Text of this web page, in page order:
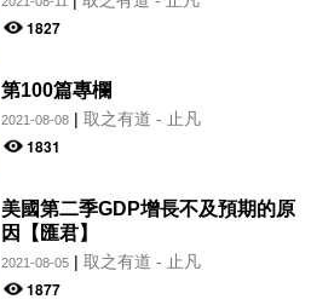
1827
第100篇專欄
2021-08-08| 取之有道 - 止凡
1831
美國第二季GDP增長不及預期的原
因【匯君】
2021-08-05| 取之有道 - 止凡
1877